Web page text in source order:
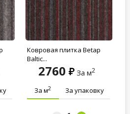
Ковровая плитка Betap
Baltic...
2760 За м2
За м2 За упаковку